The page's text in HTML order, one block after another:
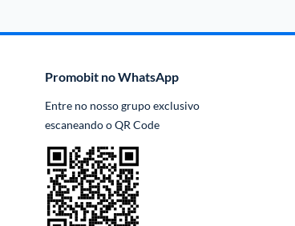
Promobit no WhatsApp
Entre no nosso grupo exclusivo
escaneando o QR Code